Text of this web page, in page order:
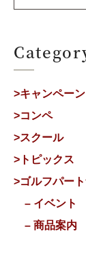
>キャンペーン
>コンペ
>スクール
>トピックス
>ゴルフパー
– イベント
– 商品案内